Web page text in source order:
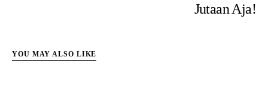
Jutaan Aja!
YOU MAY ALSO LIKE